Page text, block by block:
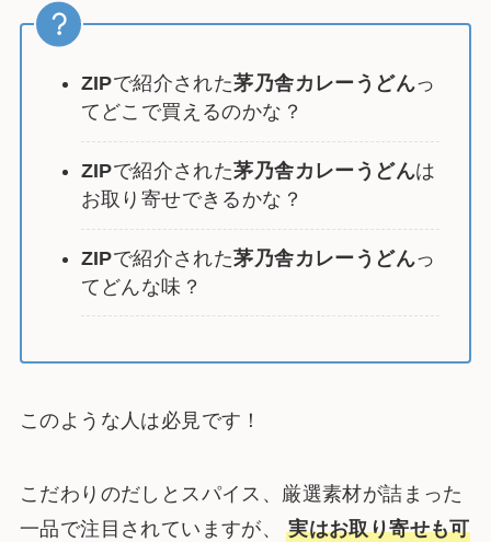
ZIPで紹介された茅乃舎カレーうどんっ
てどこで買えるのかな？
ZIPで紹介された茅乃舎カレーうどんは
お取り寄せできるかな？
ZIPで紹介された茅乃舎カレーうどんっ
てどんな味？
このような人は必見です！
こだわりのだしとスパイス、厳選素材が詰まった
一品で注目されていますが、
実はお取り寄せも可